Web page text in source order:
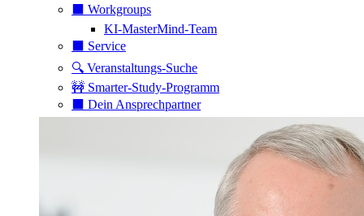
⬛️ Workgroups
KI-MasterMind-Team
⬛️ Service
🔍 Veranstaltungs-Suche
🚧 Smarter-Study-Programm
⬛️ Dein Ansprechpartner